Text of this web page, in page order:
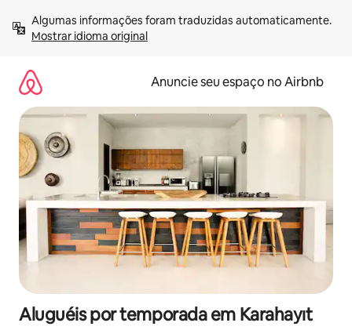
para
Mostrar idioma original
Anuncie seu espaço no Airbnb
Aluguéis por temporada em Karahayıt